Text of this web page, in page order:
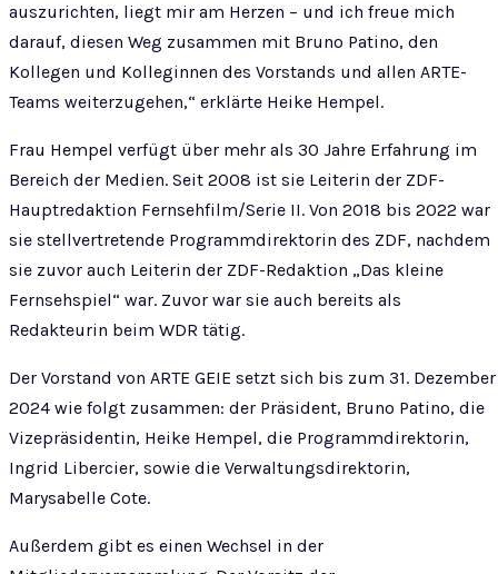
auszurichten, liegt mir am Herzen – und ich freue mich
darauf, diesen Weg zusammen mit Bruno Patino, den
Kollegen und Kolleginnen des Vorstands und allen ARTE-
Teams weiterzugehen,“ erklärte Heike Hempel.
Frau Hempel verfügt über mehr als 30 Jahre Erfahrung im
Bereich der Medien. Seit 2008 ist sie Leiterin der ZDF-
Hauptredaktion Fernsehfilm/Serie II. Von 2018 bis 2022 war
sie stellvertretende Programmdirektorin des ZDF, nachdem
sie zuvor auch Leiterin der ZDF-Redaktion „Das kleine
Fernsehspiel“ war. Zuvor war sie auch bereits als
Redakteurin beim WDR tätig.
Der Vorstand von ARTE GEIE setzt sich bis zum 31. Dezember
2024 wie folgt zusammen: der Präsident, Bruno Patino, die
Vizepräsidentin, Heike Hempel, die Programmdirektorin,
Ingrid Libercier, sowie die Verwaltungsdirektorin,
Marysabelle Cote.
Außerdem gibt es einen Wechsel in der